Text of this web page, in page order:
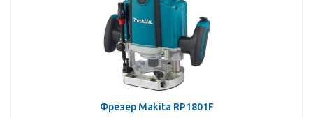
Фрезер Makita RP1801F